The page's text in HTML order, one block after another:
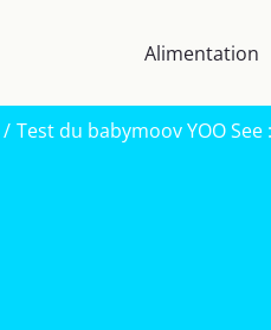
Alimentation
Test du babymoov YOO